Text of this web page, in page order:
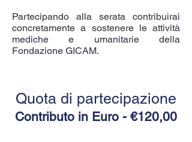
Partecipando alla serata contribuirai
concretamente a sostenere le attività
mediche e umanitarie della
Fondazione GICAM.
Quota di partecipazione
Contributo in Euro - €120,00